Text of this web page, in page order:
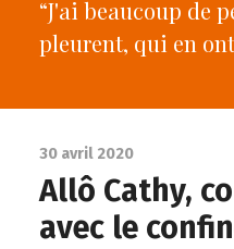
“J'ai beaucoup de
pleurent, qui en
30 avril 2020
Allô Cathy,
avec le